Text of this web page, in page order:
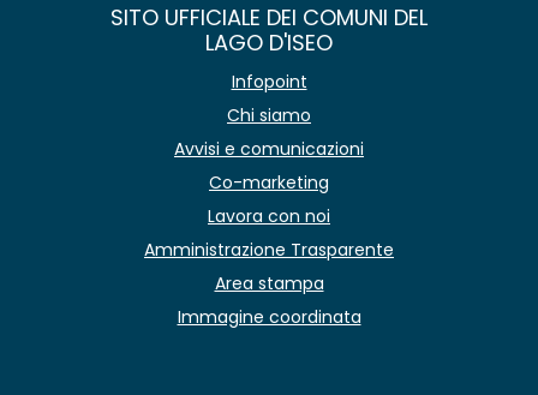
SITO UFFICIALE DEI COMUNI DEL
LAGO D'ISEO
Infopoint
Chi siamo
Avvisi e comunicazioni
Co-marketing
Lavora con noi
Amministrazione Trasparente
Area stampa
Immagine coordinata